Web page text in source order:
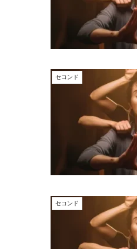
セコンド
セコンド